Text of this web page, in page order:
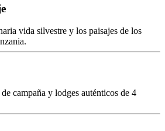
vida silvestre y los paisajes de los
campaña y lodges auténticos de 4